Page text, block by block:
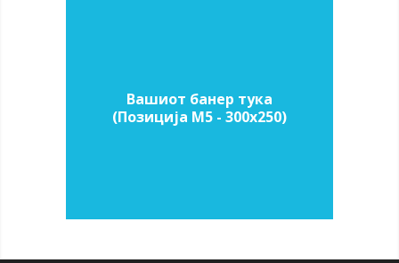
Вашиот банер тука
(Позиција M5 - 300х250)